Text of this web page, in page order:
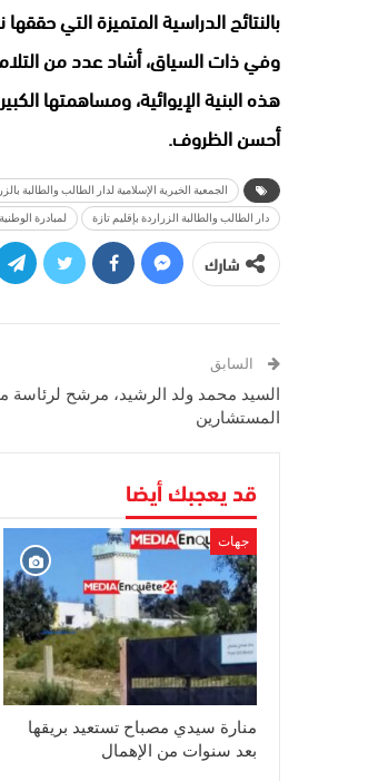
بالنتائج الدراسية المتميزة التي
وفي ذات السياق، أشاد عدد من
هذه البنية الإيوائية، ومساهمتها
أحسن الظروف.
الجمعية الخيرية الإسلامية لدار الطالب والطالبة
دار الطالب والطالبة الزراردة بإقليم تازة لمبادرة
شارك
السابق
السيد محمد ولد الرشيد، مرشح
المستشارين
قد يعجبك أيضا
جهات
منارة سيدي مصباح تستعيد بريقها
بعد سنوات من الإهمال